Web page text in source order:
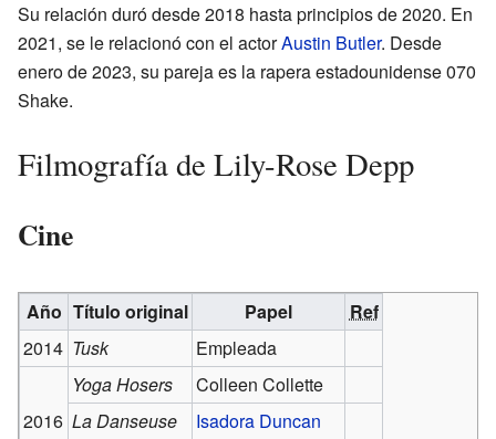
Su relación duró desde 2018 hasta principios de 2020. En
2021, se le relacionó con el actorAustin Butler. Desde
enero de 2023, su pareja es la rapera estadounidense 070
Shake.
Filmografía de Lily-Rose Depp
Cine
Año Título original Papel
Ref
2014 Tusk Empleada
2016
Yoga Hosers
Colleen Collette
La Danseuse
Isadora Duncan